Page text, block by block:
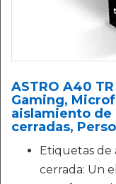
ASTRO A40
Gaming,
aislamiento
cerradas,
Etiquetas
cerrada: Un